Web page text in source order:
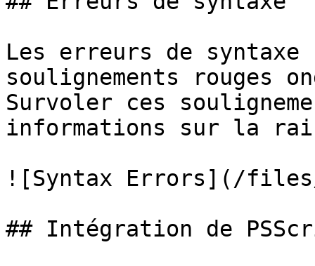
Les erreurs de
soulignements rouges
Survoler ces
informations sur la
![Syntax Errors](/files/
## Intégration de